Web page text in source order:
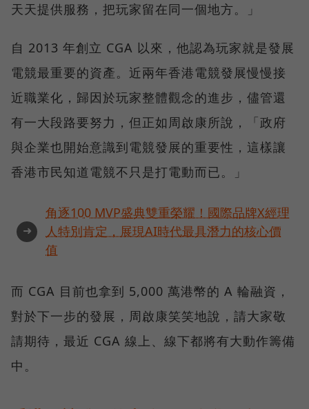
天天提供服務，把玩家留在同一個地方。」
自 2013 年創立 CGA 以來，他認為玩家就是發展
電競最重要的資產。近兩年香港電競發展慢慢接
近職業化，歸因於玩家整體觀念的進步，儘管還
有一大段路要努力，但正如周啟康所說，「政府
與企業也開始意識到電競發展的重要性，這樣讓
香港市民知道電競不只是打電動而已。」
➜
角逐100 MVP盛典雙重榮耀！國際品牌X經理
人特別肯定，展現AI時代最具潛力的核心價
值
而 CGA 目前也拿到 5,000 萬港幣的 A 輪融資，
對於下一步的發展，周啟康笑笑地說，請大家敬
請期待，最近 CGA 線上、線下都將有大動作籌備
中。